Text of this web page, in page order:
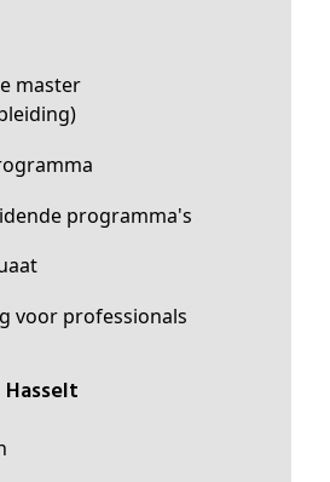
programma's
voor professionals